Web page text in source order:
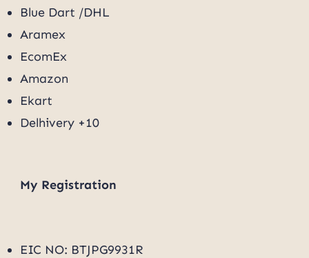
Blue Dart /DHL
Aramex
EcomEx
Amazon
Ekart
Delhivery +10
My Registration
EIC NO: BTJPG9931R